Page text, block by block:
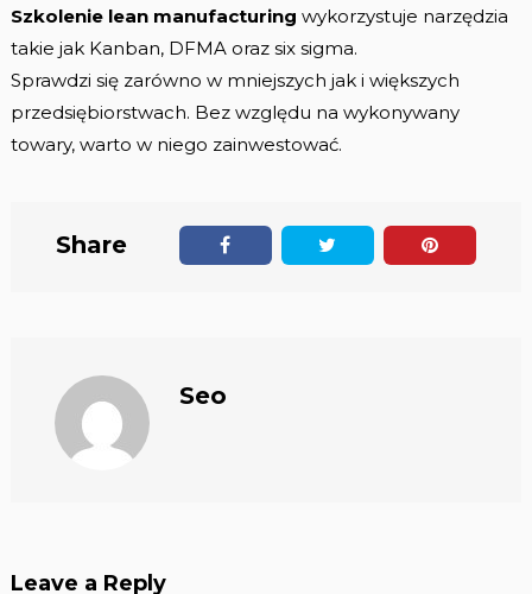
Szkolenie lean manufacturing wykorzystuje narzędzia
takie jak Kanban, DFMA oraz six sigma.
Sprawdzi się zarówno w mniejszych jak i większych
przedsiębiorstwach. Bez względu na wykonywany
towary, warto w niego zainwestować.
Share
Seo
Leave a Reply